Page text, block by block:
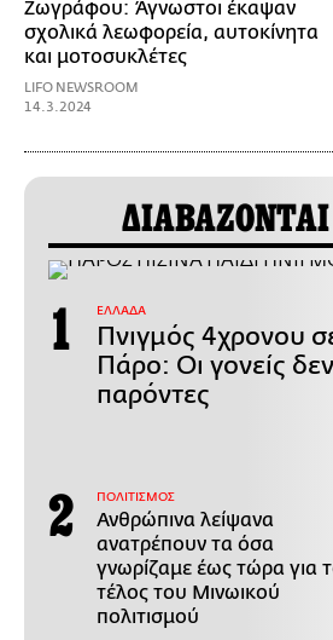
Ζωγράφου: Άγνωστοι έκαψαν
σχολικά λεωφορεία, αυτοκίνητα
και μοτοσυκλέτες
LIFO NEWSROOM
14.3.2024
ΕΛΛΑΔΑ
Πνιγμός 4χρονου
Πάρο: Οι γονείς
παρόντες
ΠΟΛΙΤΙΣΜΟΣ
Ανθρώπινα λείψανα
ανατρέπουν τα όσα
γνωρίζαμε έως τώρα για
τέλος του Μινωικού
πολιτισμού